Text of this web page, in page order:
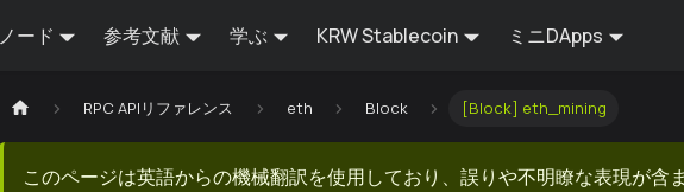
ノード 参考文献 学ぶ KRW Stablecoin ミニDApps
RPC APIリファレンス eth Block [Block] eth_mining
このページは英語からの機械翻訳を使用しており、誤りや不明瞭な表現が